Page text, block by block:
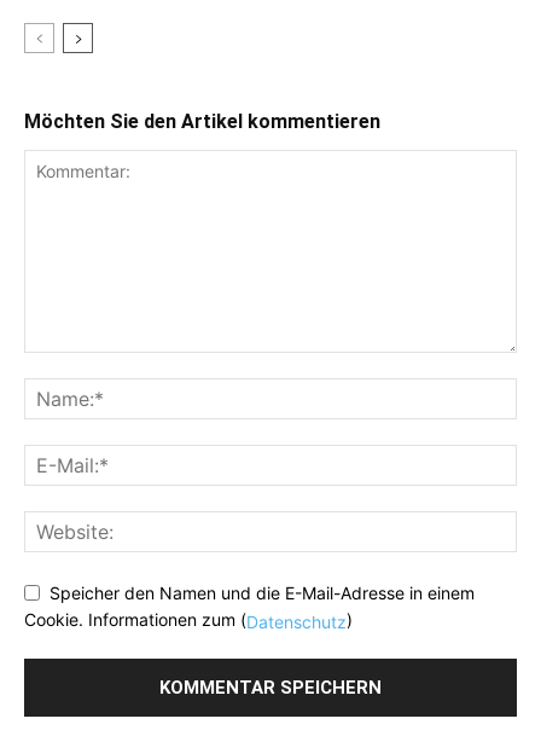
Möchten Sie den Artikel kommentieren
Speicher den Namen und die E-Mail-Adresse in einem
Cookie. Informationen zum (Datenschutz)